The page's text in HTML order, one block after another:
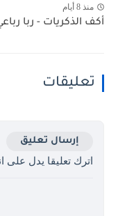
منذ 8 أيام
أكف الذكريات - ربا
تعليقات
إرسال تعليق
اترك تعليقا يدل